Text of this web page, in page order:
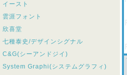
イースト
雲涯フォント
欣喜堂
七種泰史/デザインシグナル
C&G(シーアンドジイ)
System Graphi(システムグラフィ)